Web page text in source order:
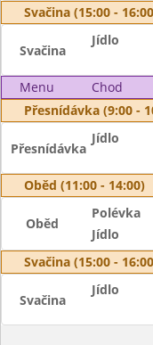
Svačina (15:00 -
Svačina
Jídlo
Menu Chod
Přesnídávka (9:00 -
Přesnídávka
Jídlo
Oběd (11:00 - 14:00)
Oběd
Polévka
Jídlo
Svačina (15:00 -
Svačina
Jídlo